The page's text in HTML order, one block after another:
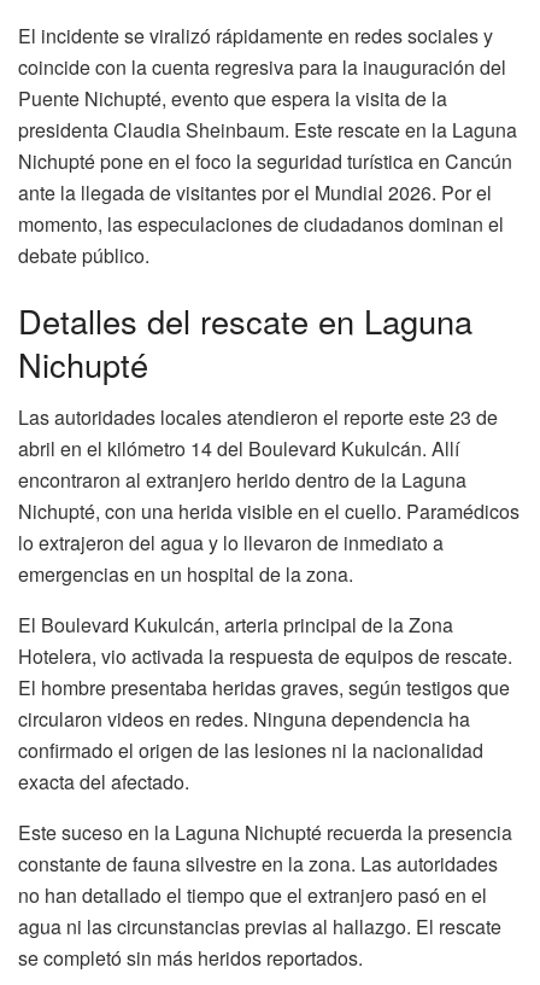
El incidente se viralizó rápidamente en redes sociales y
coincide con la cuenta regresiva para la inauguración del
Puente Nichupté, evento que espera la visita de la
presidenta Claudia Sheinbaum. Este rescate en la Laguna
Nichupté pone en el foco la seguridad turística en Cancún
ante la llegada de visitantes por el Mundial 2026. Por el
momento, las especulaciones de ciudadanos dominan el
debate público.
Detalles del rescate en Laguna
Nichupté
Las autoridades locales atendieron el reporte este 23 de
abril en el kilómetro 14 del Boulevard Kukulcán. Allí
encontraron al extranjero herido dentro de la Laguna
Nichupté, con una herida visible en el cuello. Paramédicos
lo extrajeron del agua y lo llevaron de inmediato a
emergencias en un hospital de la zona.
El Boulevard Kukulcán, arteria principal de la Zona
Hotelera, vio activada la respuesta de equipos de rescate.
El hombre presentaba heridas graves, según testigos que
circularon videos en redes. Ninguna dependencia ha
confirmado el origen de las lesiones ni la nacionalidad
exacta del afectado.
Este suceso en la Laguna Nichupté recuerda la presencia
constante de fauna silvestre en la zona. Las autoridades
no han detallado el tiempo que el extranjero pasó en el
agua ni las circunstancias previas al hallazgo. El rescate
se completó sin más heridos reportados.